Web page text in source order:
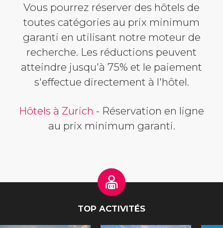
Vous pourrez réserver des hôtels de
toutes catégories au prix minimum
garanti en utilisant notre moteur de
recherche. Les réductions peuvent
atteindre jusqu'à 75% et le paiement
s'effectue directement à l'hôtel.
Hôtels à Zurich - Réservation en ligne
au prix minimum garanti.
TOP ACTIVITÉS